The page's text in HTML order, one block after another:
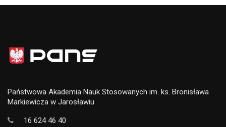
Państwowa Akademia Nauk Stosowanych im. ks. Bronisława
Markiewicza w Jarosławiu
16 624 46 40